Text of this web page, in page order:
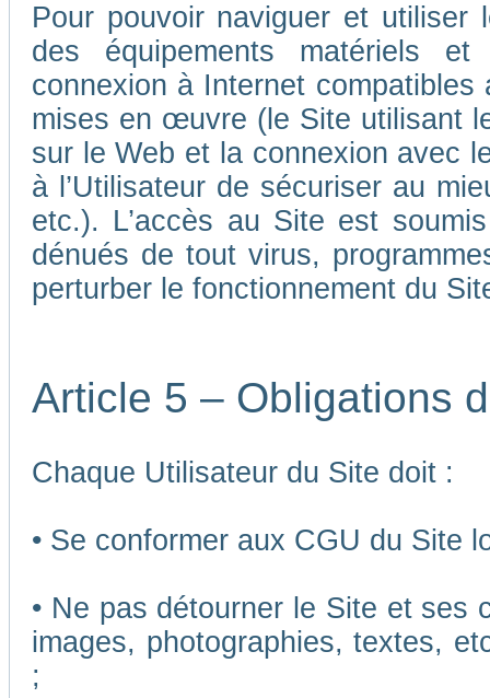
Pour pouvoir naviguer et utiliser
des équipements matériels
connexion à Internet
mises en œuvre (le Site utilisant
sur le Web et la connexion avec
à l’Utilisateur de sécuriser au
etc.). L’accès au Site est
dénués de tout virus,
perturber le fonctionnement du
Article 5 – Obligations
Chaque Utilisateur du Site doit :
• Se conformer aux CGU du Site
• Ne pas détourner le Site et ses
images, photographies, textes,
;